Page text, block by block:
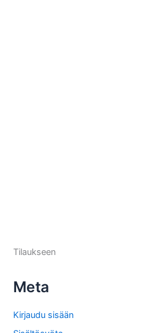
Tilaukseen
Meta
Kirjaudu sisään